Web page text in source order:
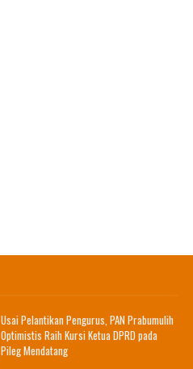
Usai Pelantikan Pengurus, PAN Prabumulih
Optimistis Raih Kursi Ketua DPRD pada
Pileg Mendatang